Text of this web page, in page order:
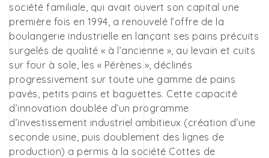
société familiale, qui avait ouvert son capital une
première fois en 1994, a renouvelé l’offre de la
boulangerie industrielle en lançant ses pains précuits
surgelés de qualité « à l’ancienne », au levain et cuits
sur four à sole, les « Pérènes », déclinés
progressivement sur toute une gamme de pains
pavés, petits pains et baguettes. Cette capacité
d’innovation doublée d’un programme
d’investissement industriel ambitieux (création d’une
seconde usine, puis doublement des lignes de
production) a permis à la société Cottes de